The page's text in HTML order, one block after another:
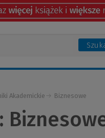
Akademickie Biznesowe